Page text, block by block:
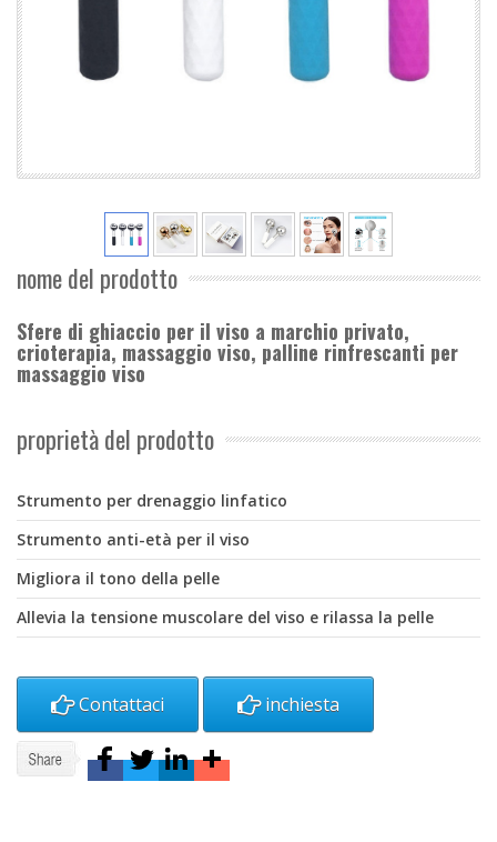
nome del prodotto
Sfere di ghiaccio per il viso a marchio privato,
crioterapia, massaggio viso, palline rinfrescanti per
massaggio viso
proprietà del prodotto
Strumento per drenaggio linfatico
Strumento anti-età per il viso
Migliora il tono della pelle
Allevia la tensione muscolare del viso e rilassa la pelle
Contattaci inchiesta